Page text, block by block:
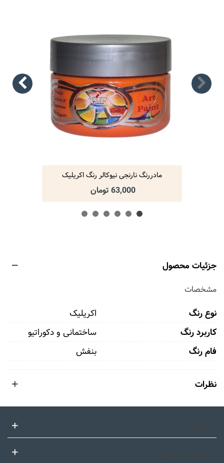
مادررنگ نارنجی نیوکالر رنگ اکریلیک
63,000 تومان
جزئیات محصول
مشخصات
نوع رنگ
اکریلیک
کاربرد رنگ
ساختمانی و دکوراتیو
فام رنگ
بنفش
نظرات